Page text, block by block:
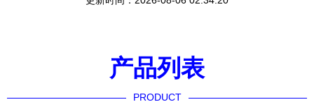
产品列表
PRODUCT